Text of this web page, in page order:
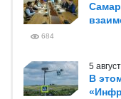
684
5
В